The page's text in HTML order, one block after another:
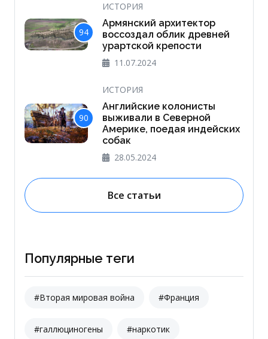
94
ИСТОРИЯ
Армянский архитектор
воссоздал облик древней
урартской крепости
11.07.2024
90
ИСТОРИЯ
Английские колонисты
выживали в Северной
Америке, поедая индейских
собак
28.05.2024
Все статьи
Популярные теги
#Вторая мировая война #Франция
#галлюциногены #наркотик